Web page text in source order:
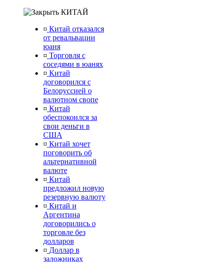
КИТАЙ
¤ Китай отказался
от ревальвации
юаня
¤ Торговля с
соседями в юанях
¤ Китай
договорился с
Белоруссией о
валютном свопе
¤ Китай
обеспокоился за
свои деньги в
США
¤ Китай хочет
поговорить об
альтернативной
валюте
¤ Китай
предложил новую
резервную валюту
¤ Китай и
Аргентина
договорились о
торговле без
долларов
¤ Доллар в
заложниках